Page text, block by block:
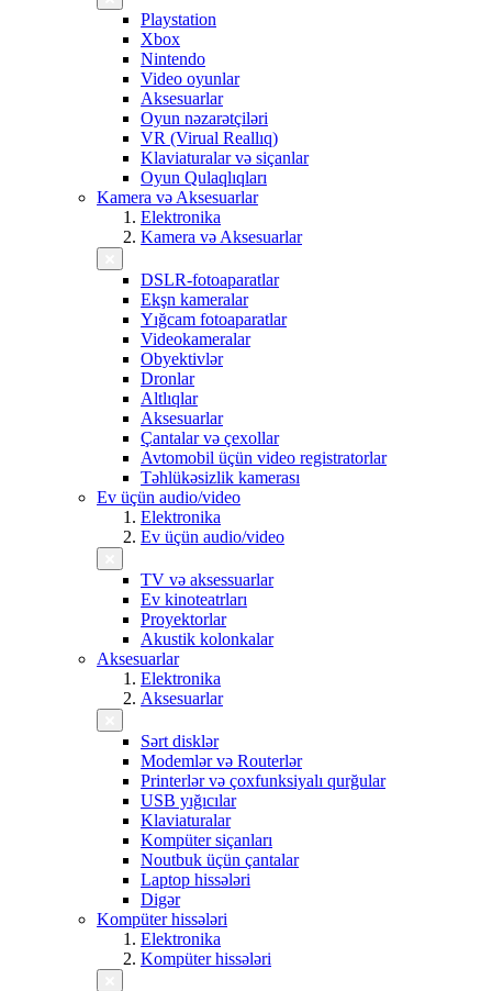
Playstation
Xbox
Nintendo
Video oyunlar
Aksesuarlar
Oyun nəzarətçiləri
VR (Virual Reallıq)
Klaviaturalar və siçanlar
Oyun Qulaqlıqları
Kamera və Aksesuarlar
Elektronika
Kamera və Aksesuarlar
DSLR-fotoaparatlar
Ekşn kameralar
Yığcam fotoaparatlar
Videokameralar
Obyektivlər
Dronlar
Altlıqlar
Aksesuarlar
Çantalar və çexollar
Avtomobil üçün video registratorlar
Təhlükəsizlik kamerası
Ev üçün audio/video
Elektronika
Ev üçün audio/video
TV və aksessuarlar
Ev kinoteatrları
Proyektorlar
Akustik kolonkalar
Aksesuarlar
Elektronika
Aksesuarlar
Sərt disklər
Modemlər və Routerlər
Printerlər və çoxfunksiyalı qurğular
USB yığıcılar
Klaviaturalar
Kompüter siçanları
Noutbuk üçün çantalar
Laptop hissələri
Digər
Kompüter hissələri
Elektronika
Kompüter hissələri